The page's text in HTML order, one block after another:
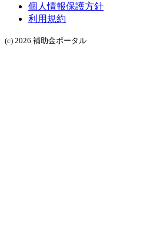
個人情報保護方針
利用規約
(c) 2026 補助金ポータル